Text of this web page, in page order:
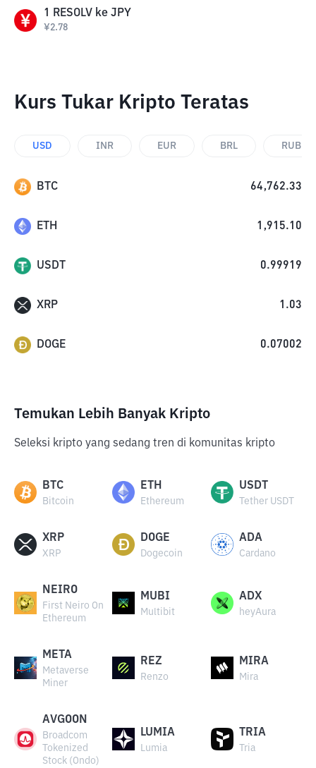
1 RESOLV ke JPY
¥2.78
Kurs Tukar Kripto Teratas
USD INR EUR BRL RUB
BTC 64,762.33
ETH 1,915.10
USDT 0.99919
XRP 1.03
DOGE 0.07002
Temukan Lebih Banyak Kripto
Seleksi kripto yang sedang tren di komunitas kripto
BTC
Bitcoin
ETH
Ethereum
USDT
Tether USDT
XRP
XRP
DOGE
Dogecoin
ADA
Cardano
NEIRO
First Neiro On
Ethereum
MUBI
Multibit
ADX
heyAura
META
Metaverse
Miner
REZ
Renzo
MIRA
Mira
AVGOON
Broadcom
Tokenized
Stock (Ondo)
LUMIA
Lumia
TRIA
Tria